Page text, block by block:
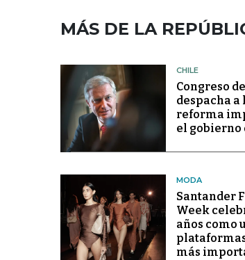
MÁS DE LA
CHILE
Congreso
despacha
reforma
el gobierno
MODA
Santander
Week
años como
más